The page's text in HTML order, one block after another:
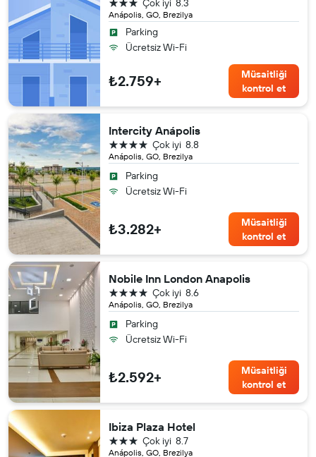
Anápolis, GO, Brezilya
8.3
Çok iyi
Parking
Ücretsiz Wi-Fi
₺2.759+
Müsaitliği
kontrol et
Intercity Anápolis
Anápolis, GO, Brezilya
8.8
Çok iyi
4 yıldız
Parking
Ücretsiz Wi-Fi
₺3.282+
Müsaitliği
kontrol et
Nobile Inn London Anapolis
Anápolis, GO, Brezilya
8.6
Çok iyi
4 yıldız
Parking
Ücretsiz Wi-Fi
₺2.592+
Müsaitliği
kontrol et
Ibiza Plaza Hotel
Anápolis, GO, Brezilya
8.7
Çok iyi
3 yıldız